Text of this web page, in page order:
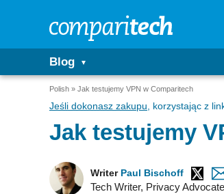
Blog
Polish Jak testujemy VPN w Comparitech
Jeśli dokonasz zakupu , korzystając z
Jak testujemy
Writer Paul Bischoff
Tech Writer, Privacy